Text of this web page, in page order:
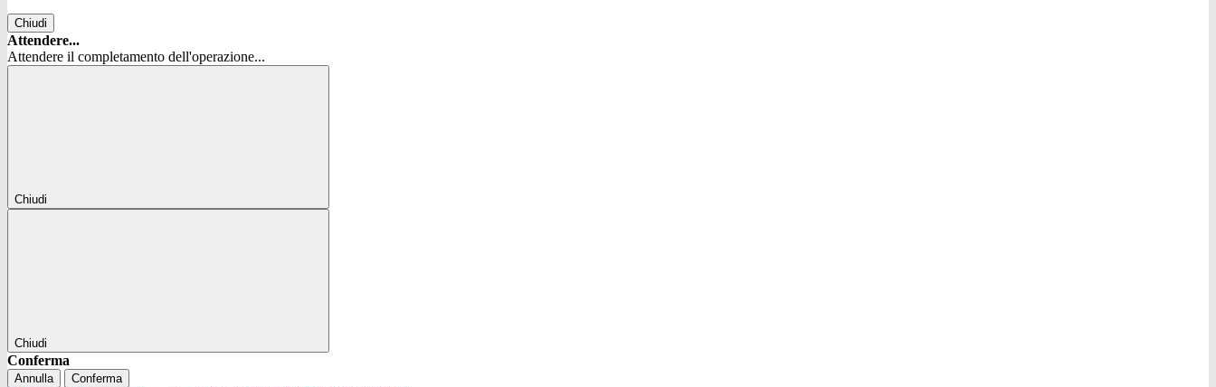
Chiudi
Attendere...
Attendere il completamento dell'operazione...
Chiudi
Chiudi
Conferma
Annulla Conferma